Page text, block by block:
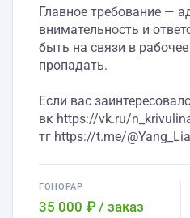
Главное требование —
внимательность и
быть на связи в
пропадать.
Если вас
вк https://vk.ru/
тг https://t.me/
ГОНОРАР
35 000 ₽ / заказ